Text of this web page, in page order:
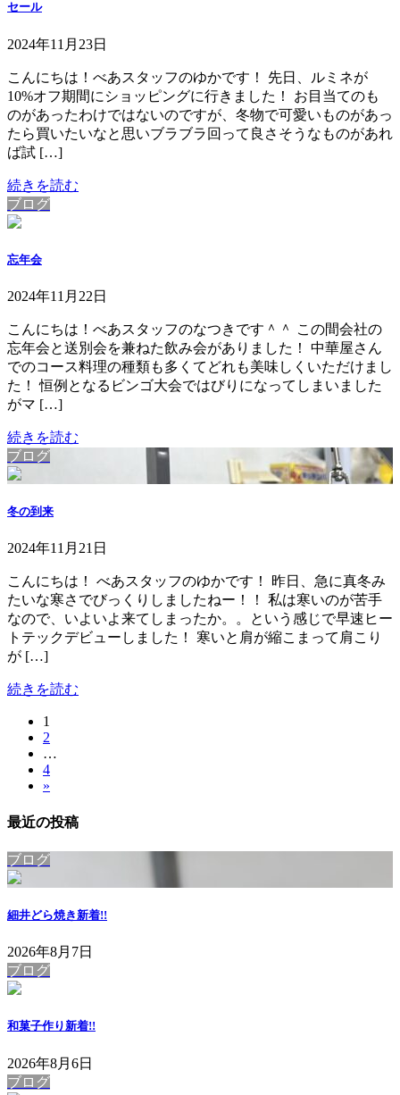
セール
2024年11月23日
こんにちは！べあスタッフのゆかです！ 先日、ルミネが
10%オフ期間にショッピングに行きました！ お目当てのも
のがあったわけではないのですが、冬物で可愛いものがあっ
たら買いたいなと思いブラブラ回って良さそうなものがあれ
ば試 […]
続きを読む
ブログ
忘年会
2024年11月22日
こんにちは！べあスタッフのなつきです＾＾ この間会社の
忘年会と送別会を兼ねた飲み会がありました！ 中華屋さん
でのコース料理の種類も多くてどれも美味しくいただけまし
た！ 恒例となるビンゴ大会ではびりになってしまいました
がマ […]
続きを読む
ブログ
冬の到来
2024年11月21日
こんにちは！ べあスタッフのゆかです！ 昨日、急に真冬み
たいな寒さでびっくりしましたねー！！ 私は寒いのが苦手
なので、いよいよ来てしまったか。。という感じで早速ヒー
トテックデビューしました！ 寒いと肩が縮こまって肩こり
が […]
続きを読む
ペ
ジ
り
固
定
ペ
ー
ジ
1
固
定
ペ
ー
ジ
2
…
固
定
ー
4
»
最近の投稿
ブログ
細井どら焼き新着!!
2026年8月7日
ブログ
和菓子作り新着!!
2026年8月6日
ブログ